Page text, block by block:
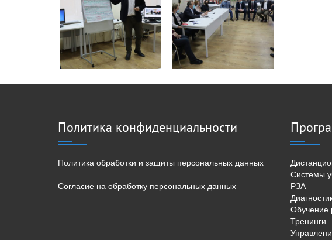
Политика конфиденциальности
Политика обработки и защиты персональных данных
Согласие на обработку персональных данных
Системы
РЗА
Обучение
Тренинги